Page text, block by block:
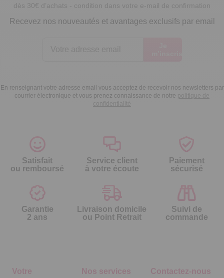
dès 30€ d’achats - condition dans votre e-mail de confirmation
Recevez nos nouveautés et avantages exclusifs par email
En renseignant votre adresse email vous acceptez de recevoir nos newsletters par
courrier électronique et vous prenez connaissance de notre politique de
confidentialité
Satisfait
ou remboursé
Service client
à votre écoute
Paiement
sécurisé
Garantie
2 ans
Livraison domicile
ou Point Retrait
Suivi de
commande
Votre
Nos services Contactez-nous